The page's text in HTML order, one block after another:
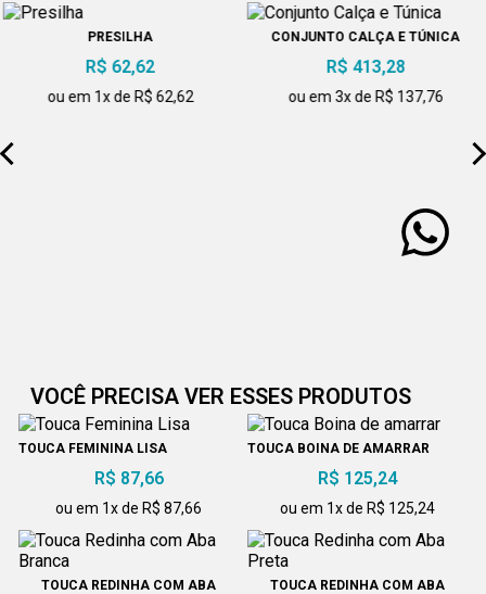
PRESILHA
R$ 62,62
ou em 1x de R$ 62,62
CONJUNTO CALÇA E TÚNICA
R$ 413,28
ou em 3x de R$ 137,76
VOCÊ PRECISA VER ESSES PRODUTOS
TOUCA FEMININA LISA
R$ 87,66
ou em 1x de R$ 87,66
TOUCA BOINA DE AMARRAR
R$ 125,24
ou em 1x de R$ 125,24
TOUCA REDINHA COM ABA
TOUCA REDINHA COM ABA